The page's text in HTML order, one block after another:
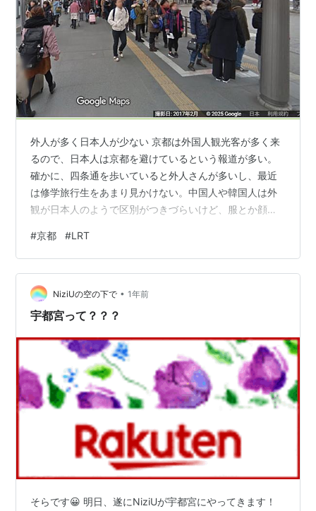
外人が多く日本人が少ない 京都は外国人観光客が多く来
るので、日本人は京都を避けているという報道が多い。
確かに、四条通を歩いていると外人さんが多いし、最近
は修学旅行生をあまり見かけない。中国人や韓国人は外
観が日本人のようで区別がつきづらいけど、服とか顔つ
声で話さないので、近くに寄らなければ分からない。 京
都の市バスは激コミ 特に問題になっているのは、激コミ
の市バス。以前は、1週間用の大きなスーツケースを持っ
て市バスに乗り込んでくる外人さんがいたけど、最近は
見かけない。それでも、市バスは混んでいる。特に清水
#京都 #LRT
NiziUの空の下で • 1年前
宇都宮って？？？
そらです😀 明日、遂にNiziUが宇都宮にやってきます！